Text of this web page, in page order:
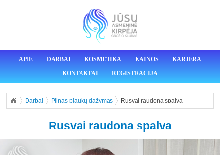
APIE DARBAI KOSMETIKA KAINOS
KARJERA
KONTAKTAI
REGISTRACIJA
Darbai Pilnas plaukų dažymas Rusvai raudona spalva
Rusvai raudona spalva